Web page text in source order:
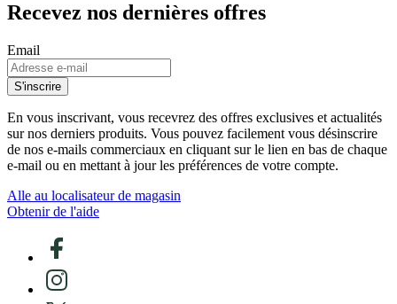
Recevez nos dernières offres
Email
S'inscrire
En vous inscrivant, vous recevrez des offres exclusives et actualités
sur nos derniers produits. Vous pouvez facilement vous désinscrire
de nos e-mails commerciaux en cliquant sur le lien en bas de chaque
e-mail ou en mettant à jour les préférences de votre compte.
Alle au localisateur de magasin
Obtenir de l'aide